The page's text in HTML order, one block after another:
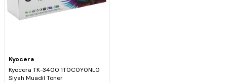
Kyocera
Kyocera TK-3400 1T0C0Y0NL0
Siyah Muadil Toner